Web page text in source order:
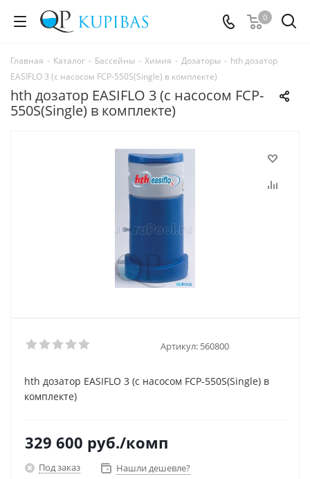
0
Главная - Каталог - Бассейны - Химия - Дозаторы - hth дозатор
EASIFLO 3 (с насосом FCP-550S(Single) в комплекте)
hth дозатор EASIFLO 3 (с насосом FCP-
550S(Single) в комплекте)
Артикул: 560800
hth дозатор EASIFLO 3 (с насосом FCP-550S(Single) в
комплекте)
329 600 руб./комп
Под заказ Нашли дешевле?